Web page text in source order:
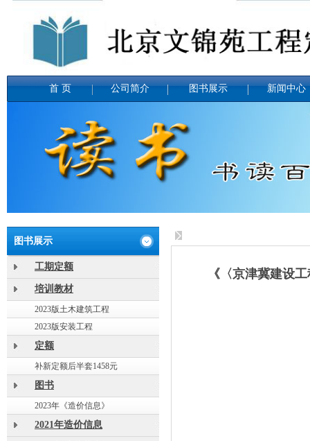
首 页 公司简介 图书展示 新闻中心
图书展示
工期定额
培训教材
2023版土木建筑工程
2023版安装工程
定额
补新定额后半套1458元
图书
2023年《造价信息》
2021年造价信息
《〈京津冀建设